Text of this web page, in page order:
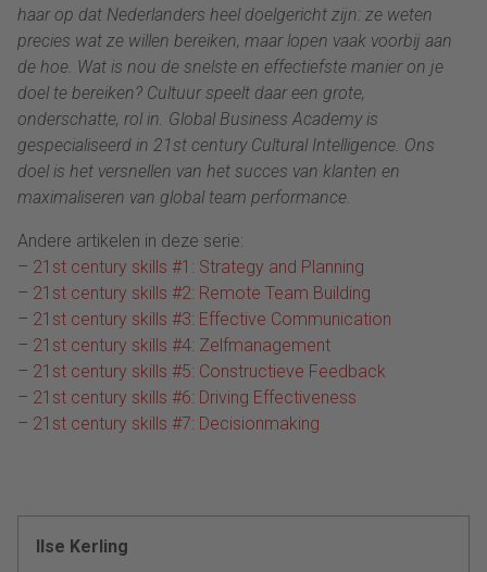
haar op dat Nederlanders heel doelgericht zijn: ze weten
precies wat ze willen bereiken, maar lopen vaak voorbij aan
de hoe. Wat is nou de snelste en effectiefste manier on je
doel te bereiken? Cultuur speelt daar een grote,
onderschatte, rol in. Global Business Academy is
gespecialiseerd in 21st century Cultural Intelligence. Ons
doel is het versnellen van het succes van klanten en
maximaliseren van global team performance.
Andere artikelen in deze serie:
– 21st century skills #1: Strategy and Planning
– 21st century skills #2: Remote Team Building
– 21st century skills #3: Effective Communication
– 21st century skills #4: Zelfmanagement
– 21st century skills #5: Constructieve Feedback
– 21st century skills #6: Driving Effectiveness
– 21st century skills #7: Decisionmaking
Ilse Kerling